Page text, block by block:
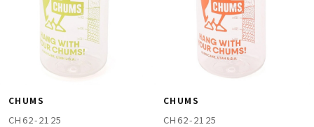
CHUMS
CH62-2125
CHUMS
CH62-2125